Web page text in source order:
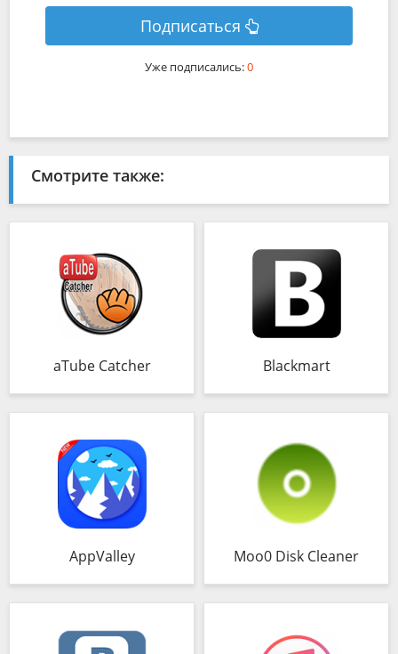
Подписаться
Уже подписались:0
Смотрите также:
aTube Catcher Blackmart
AppValley Moo0 Disk Cleaner